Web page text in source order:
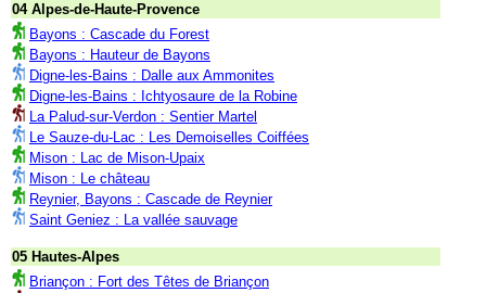
04 Alpes-de-Haute-Provence
Bayons : Cascade du Forest
Bayons : Hauteur de Bayons
Digne-les-Bains : Dalle aux Ammonites
Digne-les-Bains : Ichtyosaure de la Robine
La Palud-sur-Verdon : Sentier Martel
Le Sauze-du-Lac : Les Demoiselles Coiffées
Mison : Lac de Mison-Upaix
Mison : Le château
Reynier, Bayons : Cascade de Reynier
Saint Geniez : La vallée sauvage
05 Hautes-Alpes
Briançon : Fort des Têtes de Briançon